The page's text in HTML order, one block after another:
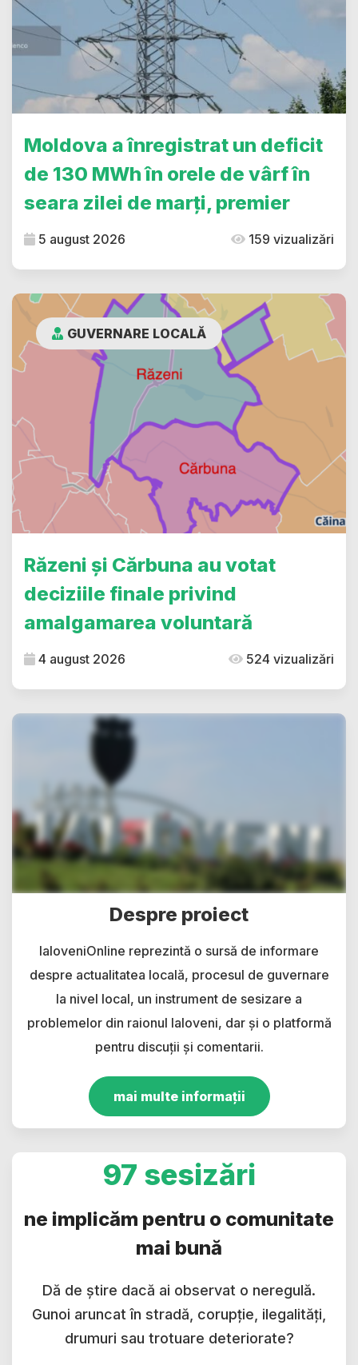
Moldova a înregistrat un deficit
de 130 MWh în orele de vârf în
seara zilei de marți, premier
5 august 2026 159 vizualizări
GUVERNARE LOCALĂ
Răzeni și Cărbuna au votat
deciziile finale privind
amalgamarea voluntară
4 august 2026 524 vizualizări
Despre proiect
IaloveniOnline reprezintă o sursă de informare
despre actualitatea locală, procesul de guvernare
la nivel local, un instrument de sesizare a
problemelor din raionul Ialoveni, dar și o platformă
pentru discuții și comentarii.
mai multe informații
97 sesizări
ne implicăm pentru o comunitate
mai bună
Dă de știre dacă ai observat o neregulă.
Gunoi aruncat în stradă, corupție, ilegalități,
drumuri sau trotuare deteriorate?